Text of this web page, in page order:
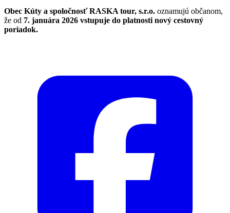
Obec Kúty a spoločnosť RASKA tour, s.r.o. oznamujú občanom,
že od 7. januára 2026 vstupuje do platnosti nový cestovný
poriadok.